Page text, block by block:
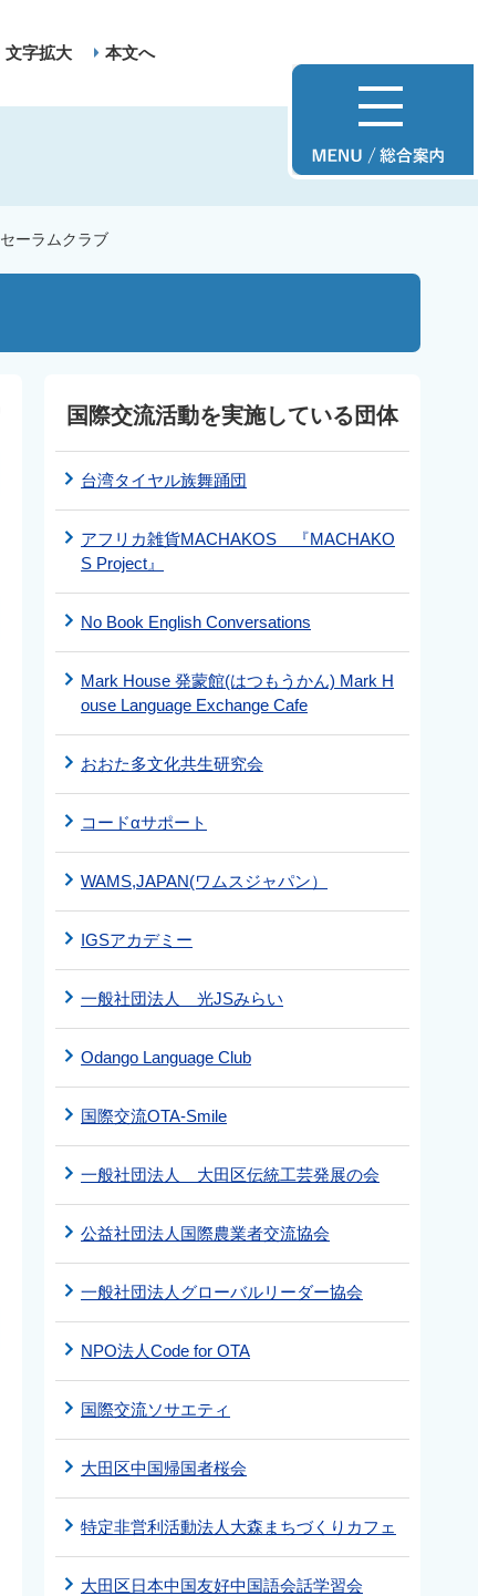
文字拡大 本文へ
ーラムクラブ
国際交流活動を実施している団体
台湾タイヤル族舞踊団
アフリカ雑貨MACHAKOS 『MACHAKO
S Project』
No Book English Conversations
Mark House 発蒙館(はつもうかん) Mark H
ouse Language Exchange Cafe
おおた多文化共生研究会
コードαサポート
WAMS,JAPAN(ワムスジャパン）
IGSアカデミー
一般社団法人 光JSみらい
Odango Language Club
国際交流OTA-Smile
一般社団法人 大田区伝統工芸発展の会
公益社団法人国際農業者交流協会
一般社団法人グローバルリーダー協会
NPO法人Code for OTA
国際交流ソサエティ
大田区中国帰国者桜会
特定非営利活動法人大森まちづくりカフェ
大田区日本中国友好中国語会話学習会